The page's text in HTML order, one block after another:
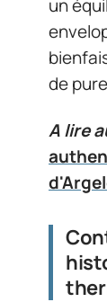
un
de
A lire